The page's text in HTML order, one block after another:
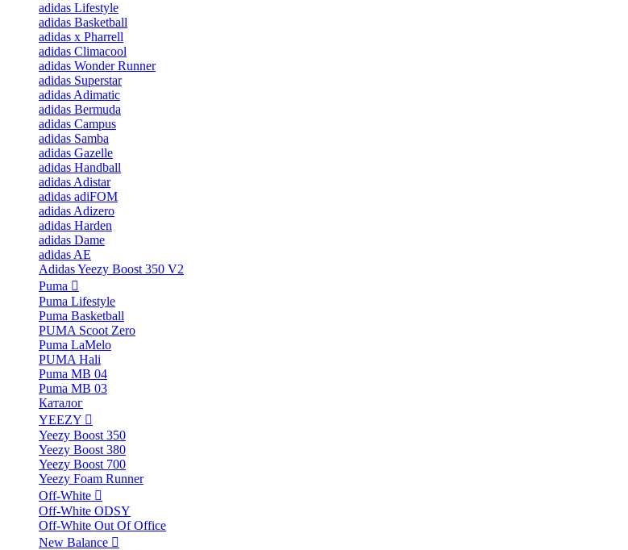
adidas Lifestyle
adidas Basketball
adidas x Pharrell
adidas Climacool
adidas Wonder Runner
adidas Superstar
adidas Adimatic
adidas Bermuda
adidas Campus
adidas Samba
adidas Gazelle
adidas Handball
adidas Adistar
adidas adiFOM
adidas Adizero
adidas Harden
adidas Dame
adidas AE
Adidas Yeezy Boost 350 V2
Puma
Puma Lifestyle
Puma Basketball
PUMA Scoot Zero
Puma LaMelo
PUMA Hali
Puma MB 04
Puma MB 03
Каталог
YEEZY
Yeezy Boost 350
Yeezy Boost 380
Yeezy Boost 700
Yeezy Foam Runner
Off-White
Off-White ODSY
Off-White Out Of Office
New Balance